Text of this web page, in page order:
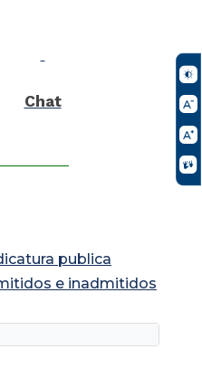
Chat
publica
e inadmitidos